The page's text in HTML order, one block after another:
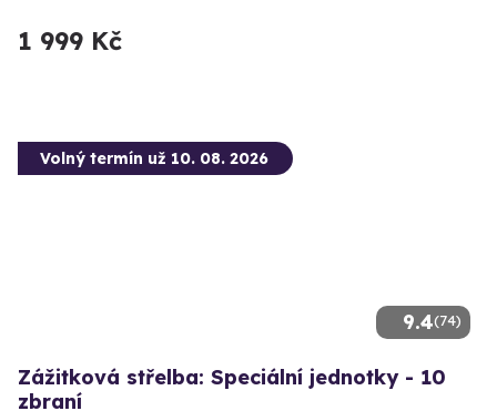
1 999 Kč
9.4(74)
Volný termín už 10. 08. 2026
Zážitková střelba: Speciální jednotky - 10
zbraní